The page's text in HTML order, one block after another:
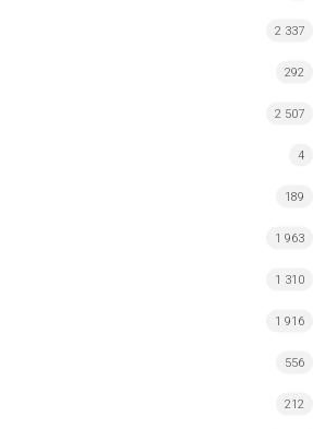
2 337
292
2 507
4
189
1 963
1 310
1 916
556
212